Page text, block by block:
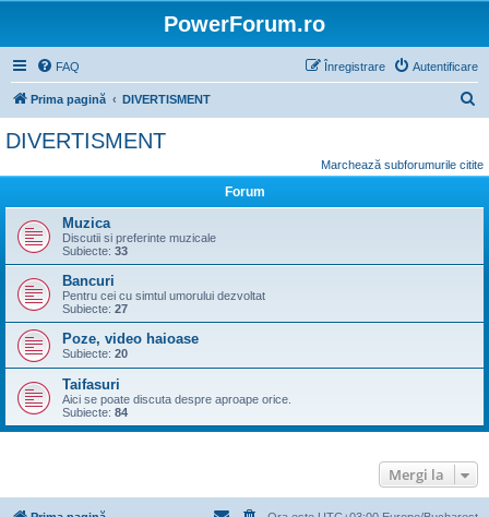
PowerForum.ro
FAQ Autentificare
Înregistrare
Prima pagină DIVERTISMENT
t
DIVERTISMENT
Marchează subforumurile citite
Forum
Muzica
Discutii si preferinte muzicale
Subiecte: 33
Bancuri
Pentru cei cu simtul umorului dezvoltat
Subiecte: 27
Poze, video haioase
Subiecte: 20
Taifasuri
Aici se poate discuta despre aproape orice.
Subiecte: 84
Mergi la